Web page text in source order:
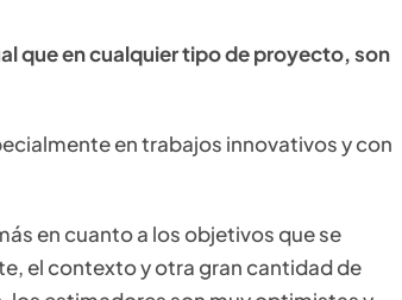
que en cualquier tipo de proyecto, son
en trabajos innovativos y con
en cuanto a los objetivos que se
el contexto y otra gran cantidad de